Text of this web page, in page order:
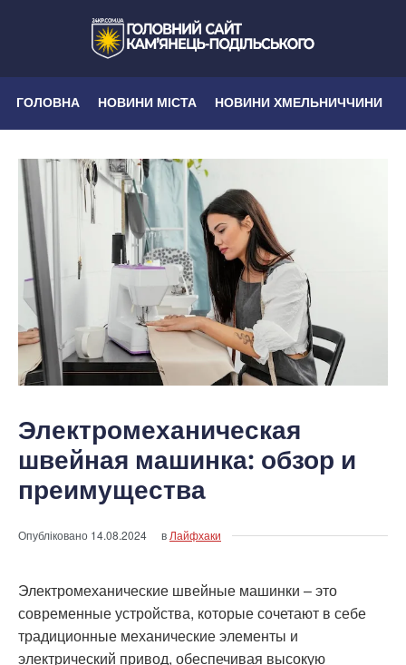
ГОЛОВНА НОВИНИ МІСТА НОВИНИ ХМЕЛЬНИЧЧИНИ
Электромеханическая
швейная машинка: обзор и
преимущества
Опубліковано 14.08.2024 вЛайфхаки
Электромеханические швейные машинки – это
современные устройства, которые сочетают в себе
традиционные механические элементы и
электрический привод, обеспечивая высокую